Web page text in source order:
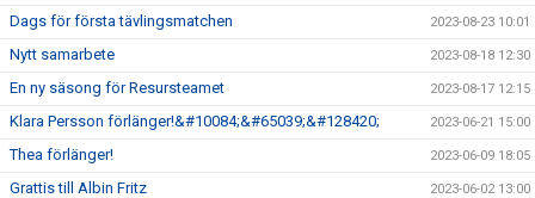
Dags för första tävlingsmatchen 2023-08-23 10:01
Nytt samarbete 2023-08-18 12:30
En ny säsong för Resursteamet 2023-08-17 12:15
Klara Persson förlänger!&#10084;&#65039;&#128420; 2023-06-21 15:00
Thea förlänger! 2023-06-09 18:05
Grattis till Albin Fritz 2023-06-02 13:00